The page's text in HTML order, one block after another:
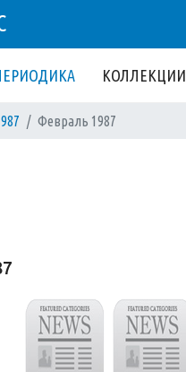
КОЛЛЕКЦИИ
Февраль 1987